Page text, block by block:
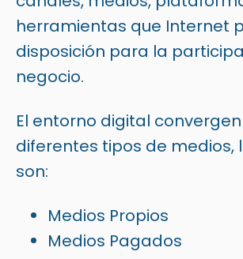
herramientas que Internet
disposición para la
negocio.
El entorno digital convergen
diferentes tipos de medios,
son:
Medios Propios
Medios Pagados